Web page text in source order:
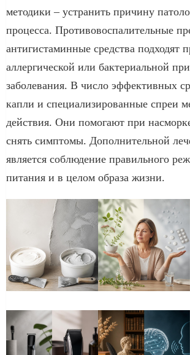
методики – устранить причину
процесса. Противовоспалительные
антигистаминные средства подходят
аллергической или бактериальной
заболевания. В число эффективных
капли и специализированные спреи
действия. Они помогают при
снять симптомы. Дополнительной
является соблюдение правильного
питания и в целом образа жизни.